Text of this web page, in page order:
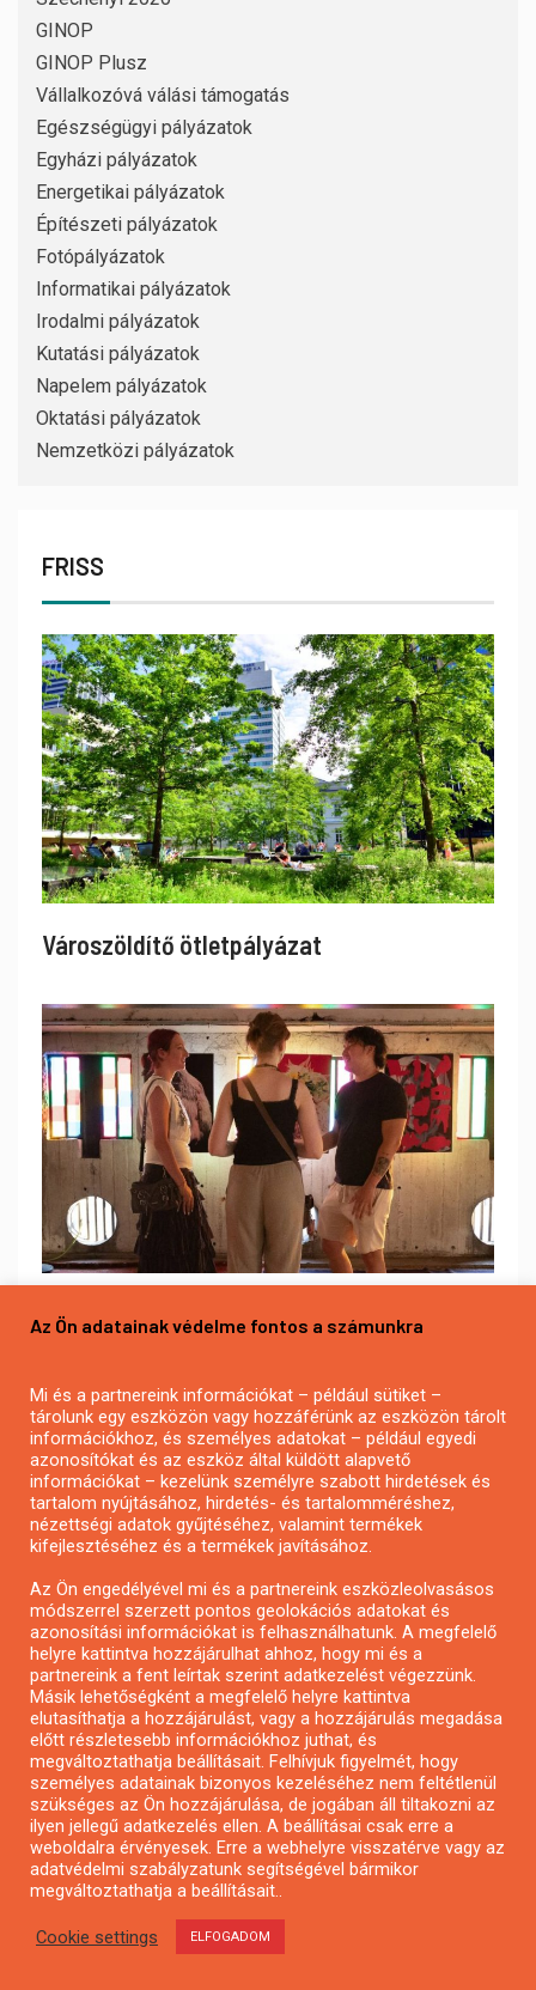
GINOP
GINOP Plusz
Vállalkozóvá válási támogatás
Egészségügyi pályázatok
Egyházi pályázatok
Energetikai pályázatok
Építészeti pályázatok
Fotópályázatok
Informatikai pályázatok
Irodalmi pályázatok
Kutatási pályázatok
Napelem pályázatok
Oktatási pályázatok
Nemzetközi pályázatok
FRISS
Városzöldítő ötletpályázat
Alkotói pályázat multimédia-kiállításhoz
Pályázat a nemek közötti egyenlőség
európai mozgalmainak erősítésére
Az Ön adatainak védelme fontos a számunkra
Mi és a partnereink információkat – például sütiket –
tárolunk egy eszközön vagy hozzáférünk az eszközön tárolt
információkhoz, és személyes adatokat – például egyedi
azonosítókat és az eszköz által küldött alapvető
információkat – kezelünk személyre szabott hirdetések és
tartalom nyújtásához, hirdetés- és tartalomméréshez,
nézettségi adatok gyűjtéséhez, valamint termékek
kifejlesztéséhez és a termékek javításához.
Az Ön engedélyével mi és a partnereink eszközleolvasásos
módszerrel szerzett pontos geolokációs adatokat és
azonosítási információkat is felhasználhatunk. A megfelelő
helyre kattintva hozzájárulhat ahhoz, hogy mi és a
partnereink a fent leírtak szerint adatkezelést végezzünk.
Másik lehetőségként a megfelelő helyre kattintva
elutasíthatja a hozzájárulást, vagy a hozzájárulás megadása
előtt részletesebb információkhoz juthat, és
megváltoztathatja beállításait. Felhívjuk figyelmét, hogy
személyes adatainak bizonyos kezeléséhez nem feltétlenül
szükséges az Ön hozzájárulása, de jogában áll tiltakozni az
ilyen jellegű adatkezelés ellen. A beállításai csak erre a
weboldalra érvényesek. Erre a webhelyre visszatérve vagy az
adatvédelmi szabályzatunk segítségével bármikor
megváltoztathatja a beállításait..
Cookie settings ELFOGADOM